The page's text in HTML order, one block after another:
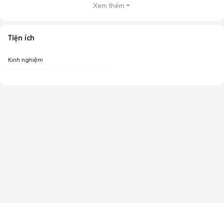
Xem thêm
Tiện ích
Kinh nghiệm